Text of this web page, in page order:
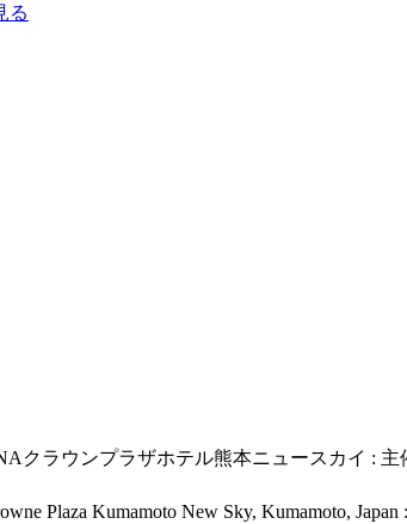
る
クラウンプラザホテル熊本ニュースカイ :
Plaza Kumamoto New Sky, Kumamoto,